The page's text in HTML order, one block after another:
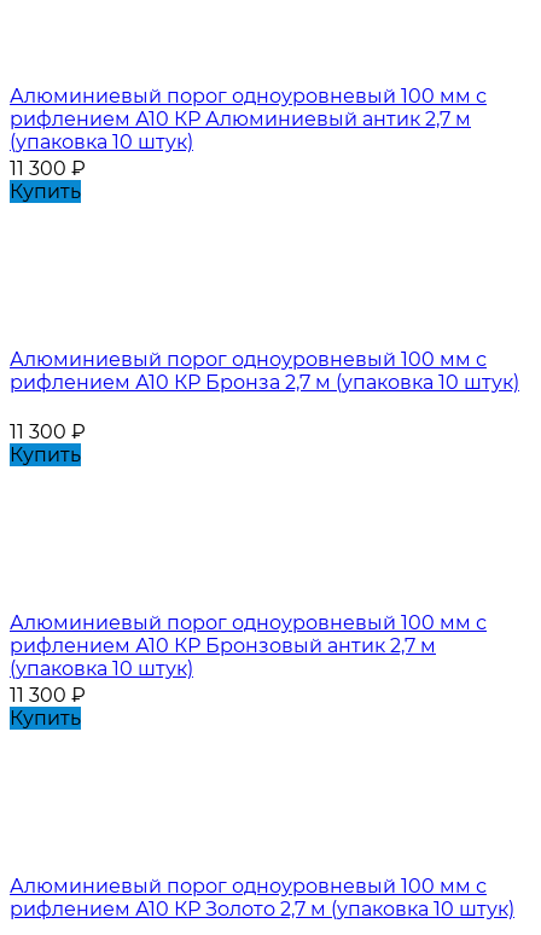
Алюминиевый порог одноуровневый 100 мм с
рифлением А10 КР Алюминиевый антик 2,7 м
(упаковка 10 штук)
11 300 ₽
Купить
Алюминиевый порог одноуровневый 100 мм с
рифлением А10 КР Бронза 2,7 м (упаковка 10 штук)
11 300 ₽
Купить
Алюминиевый порог одноуровневый 100 мм с
рифлением А10 КР Бронзовый антик 2,7 м
(упаковка 10 штук)
11 300 ₽
Купить
Алюминиевый порог одноуровневый 100 мм с
рифлением А10 КР Золото 2,7 м (упаковка 10 штук)